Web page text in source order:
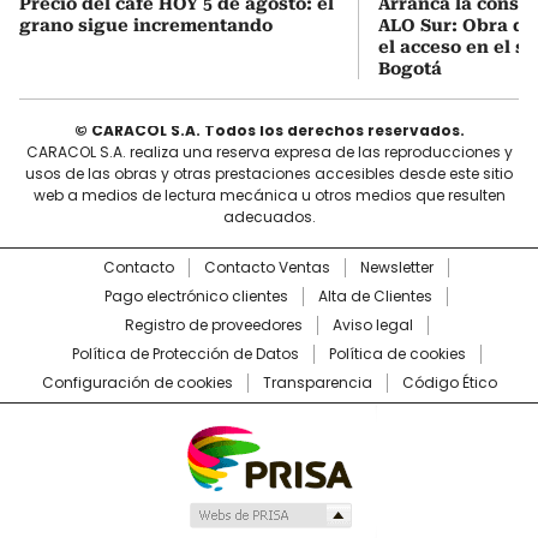
grano sigue incrementando
ALO Sur: Obra
el acceso en el
Bogotá
© CARACOL S.A. Todos los derechos reservados.
CARACOL S.A. realiza una reserva expresa de las reproducciones y
usos de las obras y otras prestaciones accesibles desde este sitio
web a medios de lectura mecánica u otros medios que resulten
adecuados.
Contacto Contacto Ventas
Newsletter
Pago electrónico clientes
Alta de Clientes
Registro de proveedores
Aviso legal
Política de Protección de Datos
Política de cookies
Configuración de cookies
Transparencia Código Ético